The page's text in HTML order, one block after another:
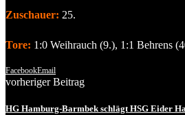
Zuschauer: 25.
Tore: 1:0 Weihrauch (9.), 1:1 Behrens
FacebookEmail
vorheriger Beitrag
HG Hamburg-Barmbek schlägt HSG Eider